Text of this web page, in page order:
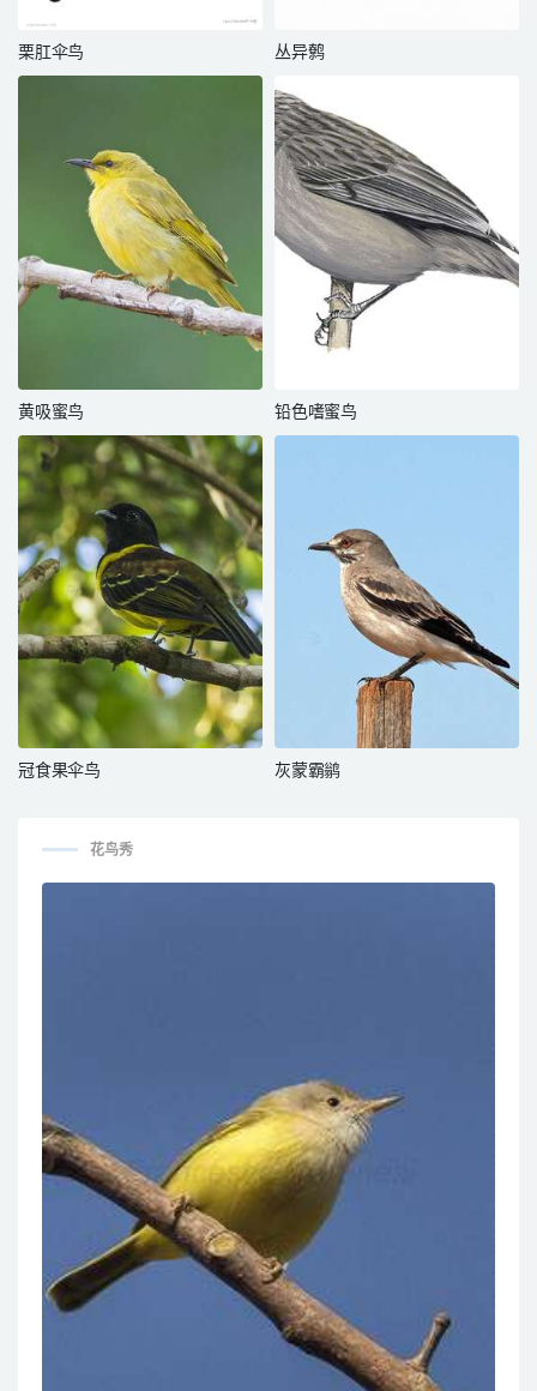
栗肛伞鸟 丛异鹩
黄吸蜜鸟 铅色嗜蜜鸟
冠食果伞鸟 灰蒙霸鹟
花鸟秀